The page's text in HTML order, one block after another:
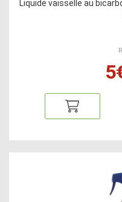
Liquide vaisselle au